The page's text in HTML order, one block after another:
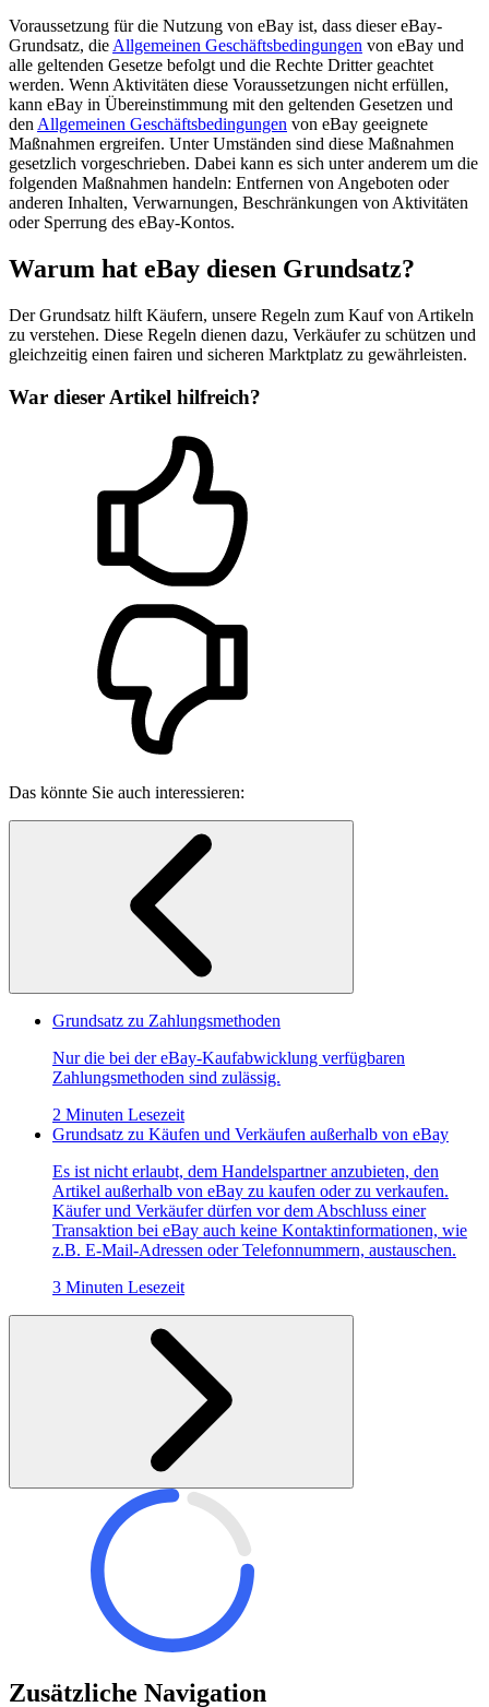
Voraussetzung für die Nutzung von eBay ist, dass dieser eBay-
Grundsatz, die Allgemeinen Geschäftsbedingungen von eBay und
alle geltenden Gesetze befolgt und die Rechte Dritter geachtet
werden. Wenn Aktivitäten diese Voraussetzungen nicht erfüllen,
kann eBay in Übereinstimmung mit den geltenden Gesetzen und
den Allgemeinen Geschäftsbedingungen von eBay geeignete
Maßnahmen ergreifen. Unter Umständen sind diese Maßnahmen
gesetzlich vorgeschrieben. Dabei kann es sich unter anderem um die
folgenden Maßnahmen handeln: Entfernen von Angeboten oder
anderen Inhalten, Verwarnungen, Beschränkungen von Aktivitäten
oder Sperrung des eBay-Kontos.
Warum hat eBay diesen Grundsatz?
Der Grundsatz hilft Käufern, unsere Regeln zum Kauf von Artikeln
zu verstehen. Diese Regeln dienen dazu, Verkäufer zu schützen und
gleichzeitig einen fairen und sicheren Marktplatz zu gewährleisten.
War dieser Artikel hilfreich?
Das könnte Sie auch interessieren:
Grundsatz zu Zahlungsmethoden
Nur die bei der eBay-Kaufabwicklung verfügbaren
Zahlungsmethoden sind zulässig.
2 Minuten Lesezeit
Grundsatz zu Käufen und Verkäufen außerhalb von eBay
Es ist nicht erlaubt, dem Handelspartner anzubieten, den
Artikel außerhalb von eBay zu kaufen oder zu verkaufen.
Käufer und Verkäufer dürfen vor dem Abschluss einer
Transaktion bei eBay auch keine Kontaktinformationen, wie
z.B. E-Mail-Adressen oder Telefonnummern, austauschen.
3 Minuten Lesezeit
Zusätzliche Navigation